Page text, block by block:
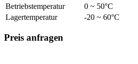
Betriebstemperatur
0 ~ 50°C
Lagertemperatur
-20 ~ 60°C
Preis anfragen